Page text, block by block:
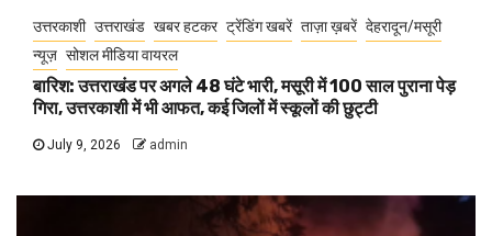
उत्तरकाशी उत्तराखंड खबर हटकर ट्रेंडिंग खबरें ताज़ा ख़बरें देहरादून/मसूरी
न्यूज़ सोशल मीडिया वायरल
बारिश: उत्तराखंड पर अगले 48 घंटे भारी, मसूरी में 100 साल पुराना पेड़
गिरा, उत्तरकाशी में भी आफत, कई जिलों में स्कूलों की छुट्टी
July 9, 2026 admin